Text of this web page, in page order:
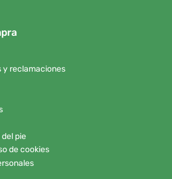
y reclamaciones
pie
de cookies